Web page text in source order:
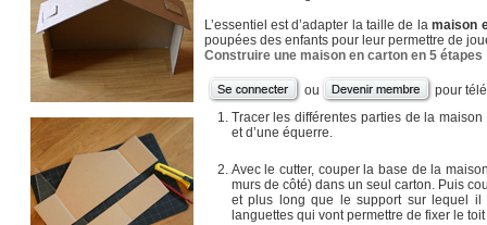
L’essentiel est d’adapter la taille de lamaison
poupées des enfants pour leur permettre de
Construire une maison en carton en 5 étapes
ou
pour
Tracer les différentes parties de la
et d’une équerre.
Avec le cutter, couper la base de la
murs de côté) dans un seul carton. Puis
et plus long que le support sur lequel il
languettes qui vont permettre de fixer le